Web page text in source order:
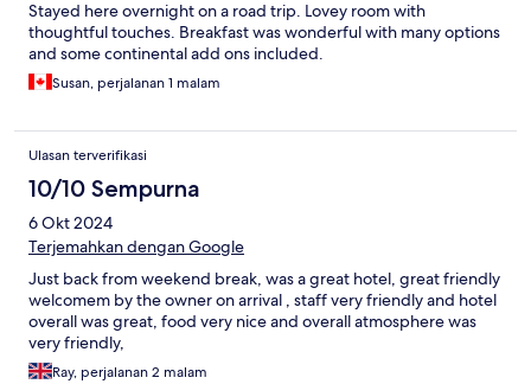
Stayed here overnight on a road trip. Lovey room with
thoughtful touches. Breakfast was wonderful with many options
and some continental add ons included.
Susan, perjalanan 1 malam
Ulasan terverifikasi
10/10 Sempurna
6 Okt 2024
Terjemahkan dengan Google
Just back from weekend break, was a great hotel, great friendly
welcomem by the owner on arrival , staff very friendly and hotel
overall was great, food very nice and overall atmosphere was
very friendly,
Ray, perjalanan 2 malam